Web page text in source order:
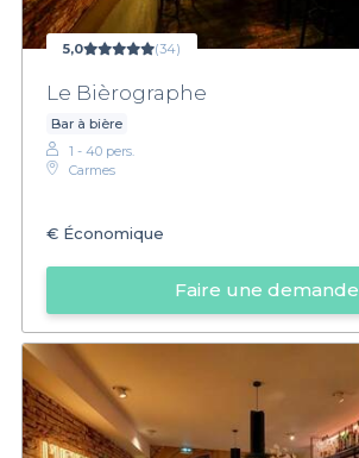
5,0 (34)
Le Bièrographe
Bar à bière
1 - 40 pers.
Carmes
€ Économique
Faire une demande